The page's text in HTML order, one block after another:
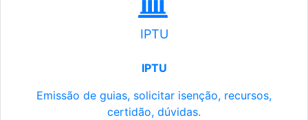
IPTU
IPTU
Emissão de guias, solicitar isenção, recursos,
certidão, dúvidas.